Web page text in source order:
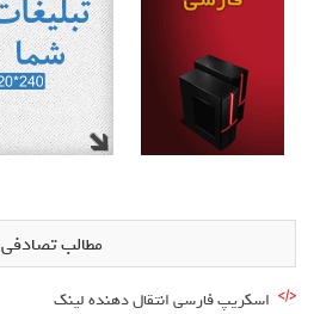
مطالب تصادفی
اسکریپ فارسی انتقال دهنده لینک